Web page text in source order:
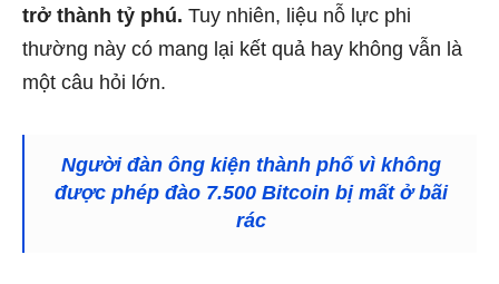
trở thành tỷ phú. Tuy nhiên, liệu nỗ lực phi
thường này có mang lại kết quả hay không vẫn là
một câu hỏi lớn.
Người đàn ông kiện thành phố vì không
được phép đào 7.500 Bitcoin bị mất ở bãi
rác